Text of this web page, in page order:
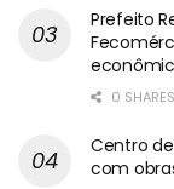
Prefeito
0 SHARES
Centro
com